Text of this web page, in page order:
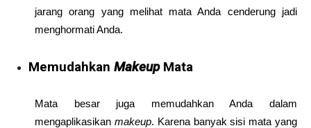
jarang orang yang melihat mata Anda cenderung jadi
menghormati Anda.
Memudahkan Makeup Mata
Mata besar juga memudahkan Anda dalam
mengaplikasikan makeup. Karena banyak sisi mata yang